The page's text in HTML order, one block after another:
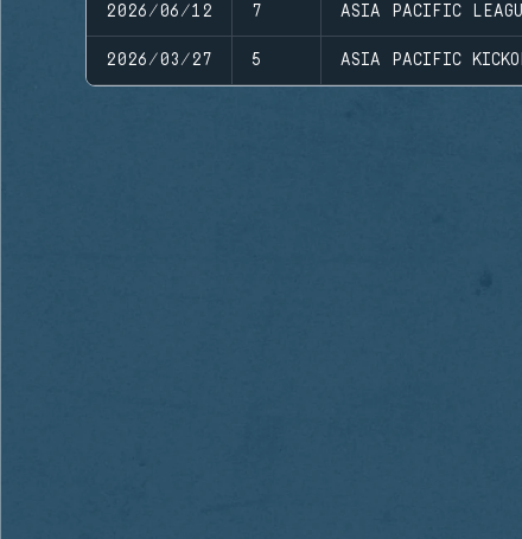
2026/06/12 7 ASIA PACIFIC
2026/03/27 5 ASIA PACIFIC